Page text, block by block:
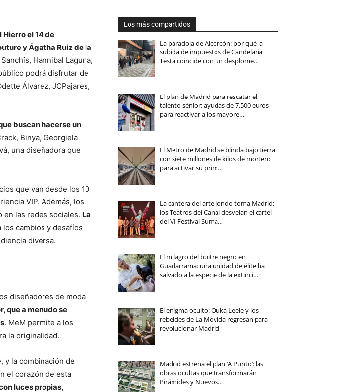
el 14 de
y Ágatha Ruiz de la
Hannibal Laguna,
podrá disfrutar de
Álvarez, JCPajares,
buscan hacerse un
Binya, Georgiela
una diseñadora que
que van desde los 10
VIP. Además, los
en las redes sociales. La
los cambios y desafíos
diversa.
diseñadores de moda
que a menudo se
. MeM permite a los
la originalidad.
y la combinación de
el corazón de esta
luces propias,
Los más compartidos
La paradoja de Alcorcón: por qué la
subida de impuestos de Candelaria
Testa coincide con un desplome…
El plan de Madrid para rescatar el
talento sénior: ayudas de 7.500 euros
para reactivar a los mayore…
El Metro de Madrid se blinda bajo tierra
con siete millones de kilos de mortero
para activar su prim…
La cantera del arte jondo toma Madrid:
los Teatros del Canal desvelan el cartel
del VI Festival Suma…
El milagro del buitre negro en
Guadarrama: una unidad de élite ha
salvado a la especie de la extinci…
El enigma oculto: Ouka Leele y los
rebeldes de La Movida regresan para
revolucionar Madrid
Madrid estrena el plan ‘A Punto’: las
obras ocultas que transformarán
Pirámides y Nuevos…